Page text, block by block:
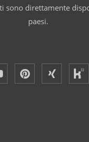
sono direttamente
paesi.